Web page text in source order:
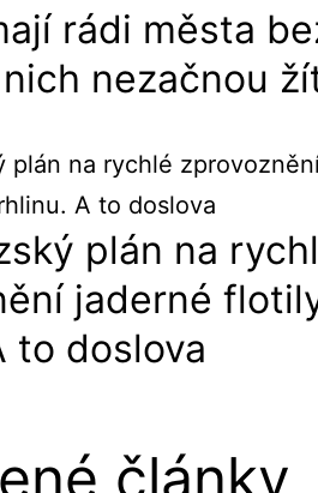
rádi města
nezačnou
plán na
jaderné
to doslova
články